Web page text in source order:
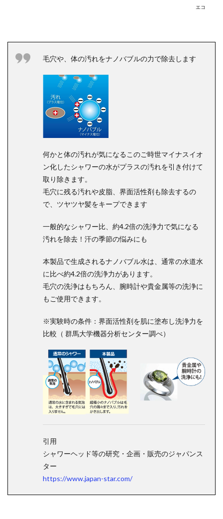
エコ
毛穴や、体の汚れをナノバブルの力で除去します
何かと体の汚れが気になるこのご時世マイナスイオ
ン化したシャワーの水がプラスの汚れを引き付けて
取り除きます。
毛穴に残る汚れや皮脂、界面活性剤も除去するの
で、ツヤツヤ髪をキープできます
一般的なシャワー比、約4.2倍の洗浄力で気になる
汚れを除去！汗の季節の悩みにも
本製品で生成されるナノバブル水は、通常の水道水
に比べ約4.2倍の洗浄力があります。
毛穴の洗浄はもちろん、腕時計や貴金属等の洗浄に
もご使用できます。
※実験時の条件：界面活性剤を肌に塗布し洗浄力を
比較（ 群馬大学機器分析センター調べ）
引用
シャワーヘッド等の研究・企画・販売のジャパンス
ター
https://www.japan-star.com/